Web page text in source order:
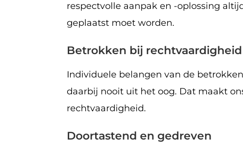
respectvolle aanpak en -oplossing
geplaatst moet worden.
Betrokken bij rechtvaardigheid
Individuele belangen van de
daarbij nooit uit het oog. Dat maakt
rechtvaardigheid.
Doortastend en gedreven